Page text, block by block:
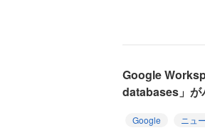
Google
databases」が
Google
ニュ